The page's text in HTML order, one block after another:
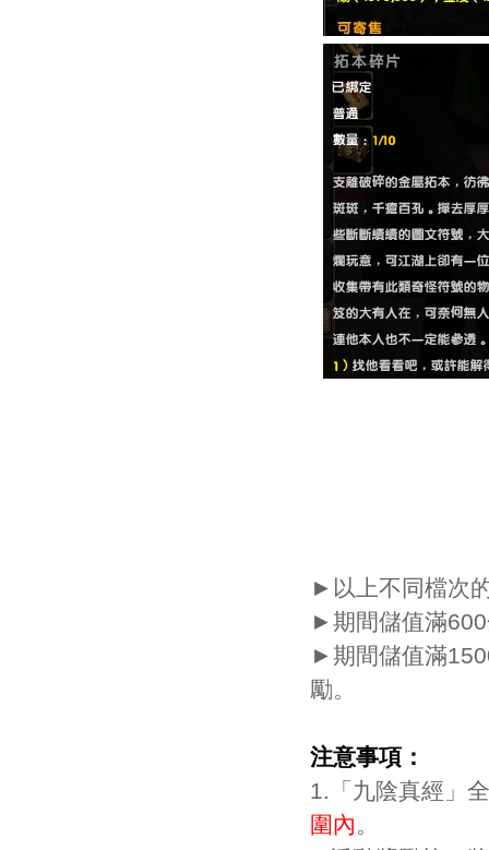
►以上不同檔次
►期間儲值滿
►期間儲值滿
勵。
注意事項：
1.「九陰真經」
圍內。